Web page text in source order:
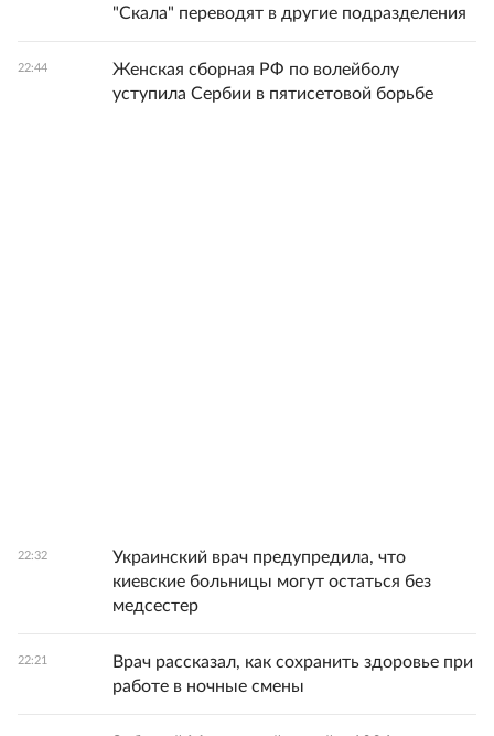
"Скала" переводят в другие подразделения
22:44
Женская сборная РФ по волейболу
уступила Сербии в пятисетовой борьбе
22:32
Украинский врач предупредила, что
киевские больницы могут остаться без
медсестер
22:21
Врач рассказал, как сохранить здоровье при
работе в ночные смены